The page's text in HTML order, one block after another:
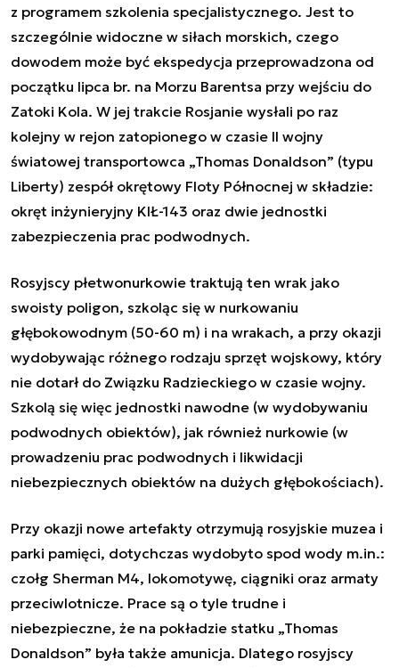
z programem szkolenia specjalistycznego. Jest to
szczególnie widoczne w siłach morskich, czego
dowodem może być ekspedycja przeprowadzona od
początku lipca br. na Morzu Barentsa przy wejściu do
Zatoki Kola. W jej trakcie Rosjanie wysłali po raz
kolejny w rejon zatopionego w czasie II wojny
światowej transportowca „Thomas Donaldson” (typu
Liberty) zespół okrętowy Floty Północnej w składzie:
okręt inżynieryjny KIŁ-143 oraz dwie jednostki
zabezpieczenia prac podwodnych.
Rosyjscy płetwonurkowie traktują ten wrak jako
swoisty poligon, szkoląc się w nurkowaniu
głębokowodnym (50-60 m) i na wrakach, a przy okazji
wydobywając różnego rodzaju sprzęt wojskowy, który
nie dotarł do Związku Radzieckiego w czasie wojny.
Szkolą się więc jednostki nawodne (w wydobywaniu
podwodnych obiektów), jak również nurkowie (w
prowadzeniu prac podwodnych i likwidacji
niebezpiecznych obiektów na dużych głębokościach).
Przy okazji nowe artefakty otrzymują rosyjskie muzea i
parki pamięci, dotychczas wydobyto spod wody m.in.:
czołg Sherman M4, lokomotywę, ciągniki oraz armaty
przeciwlotnicze. Prace są o tyle trudne i
niebezpieczne, że na pokładzie statku „Thomas
Donaldson” była także amunicja. Dlatego rosyjscy